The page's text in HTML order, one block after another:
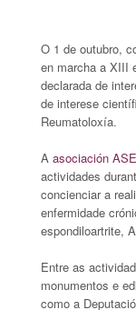
O 1 de outubro,
en marcha a XIII
declarada de
de interese
Reumatoloxía.
A asociación
actividades
concienciar a
enfermidade
espondiloartrite,
Entre as
monumentos e
como a